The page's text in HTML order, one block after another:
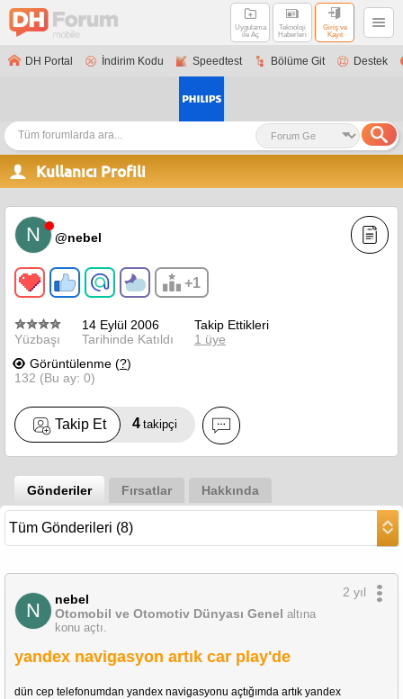
Uygulama
ile Aç
Teknoloji
Haberleri
Giriş ve
Kayıt
DH Portal İndirim Kodu Speedtest Bölüme Git Destek
Kullanıcı Profili
N @nebel
+1
Yüzbaşı
14 Eylül 2006
Tarihinde Katıldı
Takip Ettikleri
1 üye
Görüntülenme (?)
132 (Bu ay: 0)
Takip Et 4 takipçi
Gönderiler Fırsatlar Hakkında
N
nebel
Otomobil ve Otomotiv Dünyası Genel altına
konu açtı.
2 yıl
yandex navigasyon artık car play'de
dün cep telefonumdan yandex navigasyonu açtığımda artık yandex